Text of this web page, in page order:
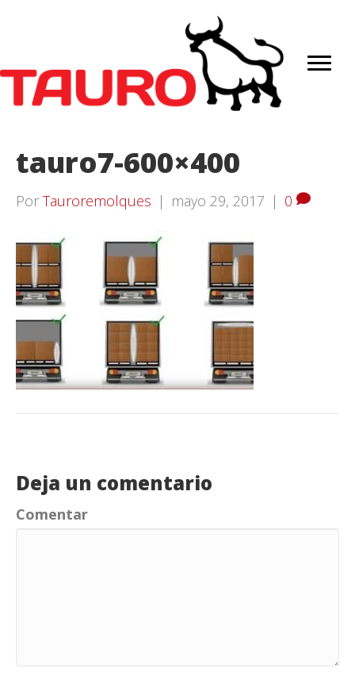
tauro7-600×400
Por Tauroremolques | mayo 29, 2017 | 0
Deja un comentario
Comentar